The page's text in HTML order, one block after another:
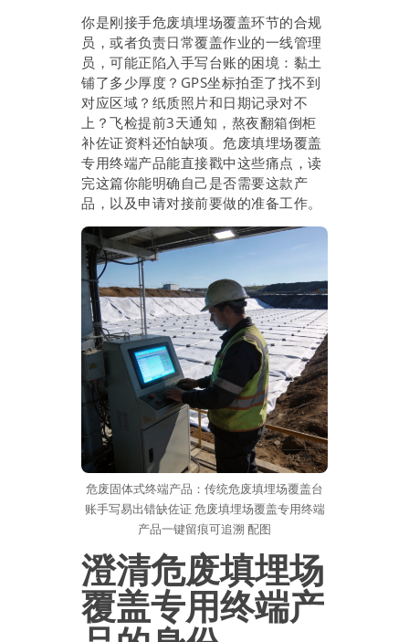
你是刚接手危废填埋场覆盖环节的合规
员，或者负责日常覆盖作业的一线管理
员，可能正陷入手写台账的困境：黏土
铺了多少厚度？GPS坐标拍歪了找不到
对应区域？纸质照片和日期记录对不
上？飞检提前3天通知，熬夜翻箱倒柜
补佐证资料还怕缺项。危废填埋场覆盖
专用终端产品能直接戳中这些痛点，读
完这篇你能明确自己是否需要这款产
品，以及申请对接前要做的准备工作。
危废固体式终端产品：传统危废填埋场覆盖台
账手写易出错缺佐证 危废填埋场覆盖专用终端
产品一键留痕可追溯 配图
澄清危废填埋场
覆盖专用终端产